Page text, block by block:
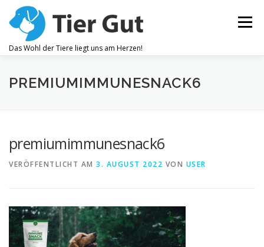
Inhalt
springen
Das Wohl der Tiere liegt uns am Herzen!
Menü
ZAHNPFLEGE GELENKBESCHWERDEN
OHRENPFLEGE
PREMIUMIMMUNESNACK6
premiumimmunesnack6
VERÖFFENTLICHT AM 3. AUGUST 2022 VON USER